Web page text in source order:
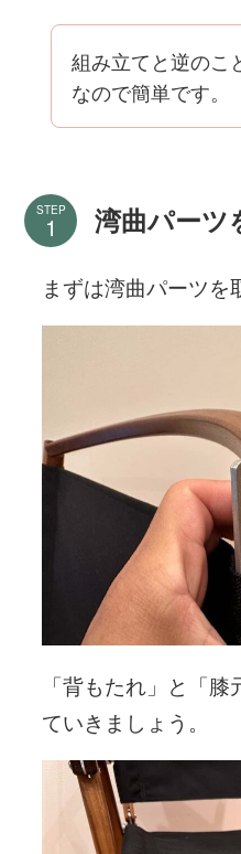
組み立てと逆のこ
なので簡単です。
STEP 湾曲パーツ
まずは湾曲パーツを
「背もたれ」と「
ていきましょう。